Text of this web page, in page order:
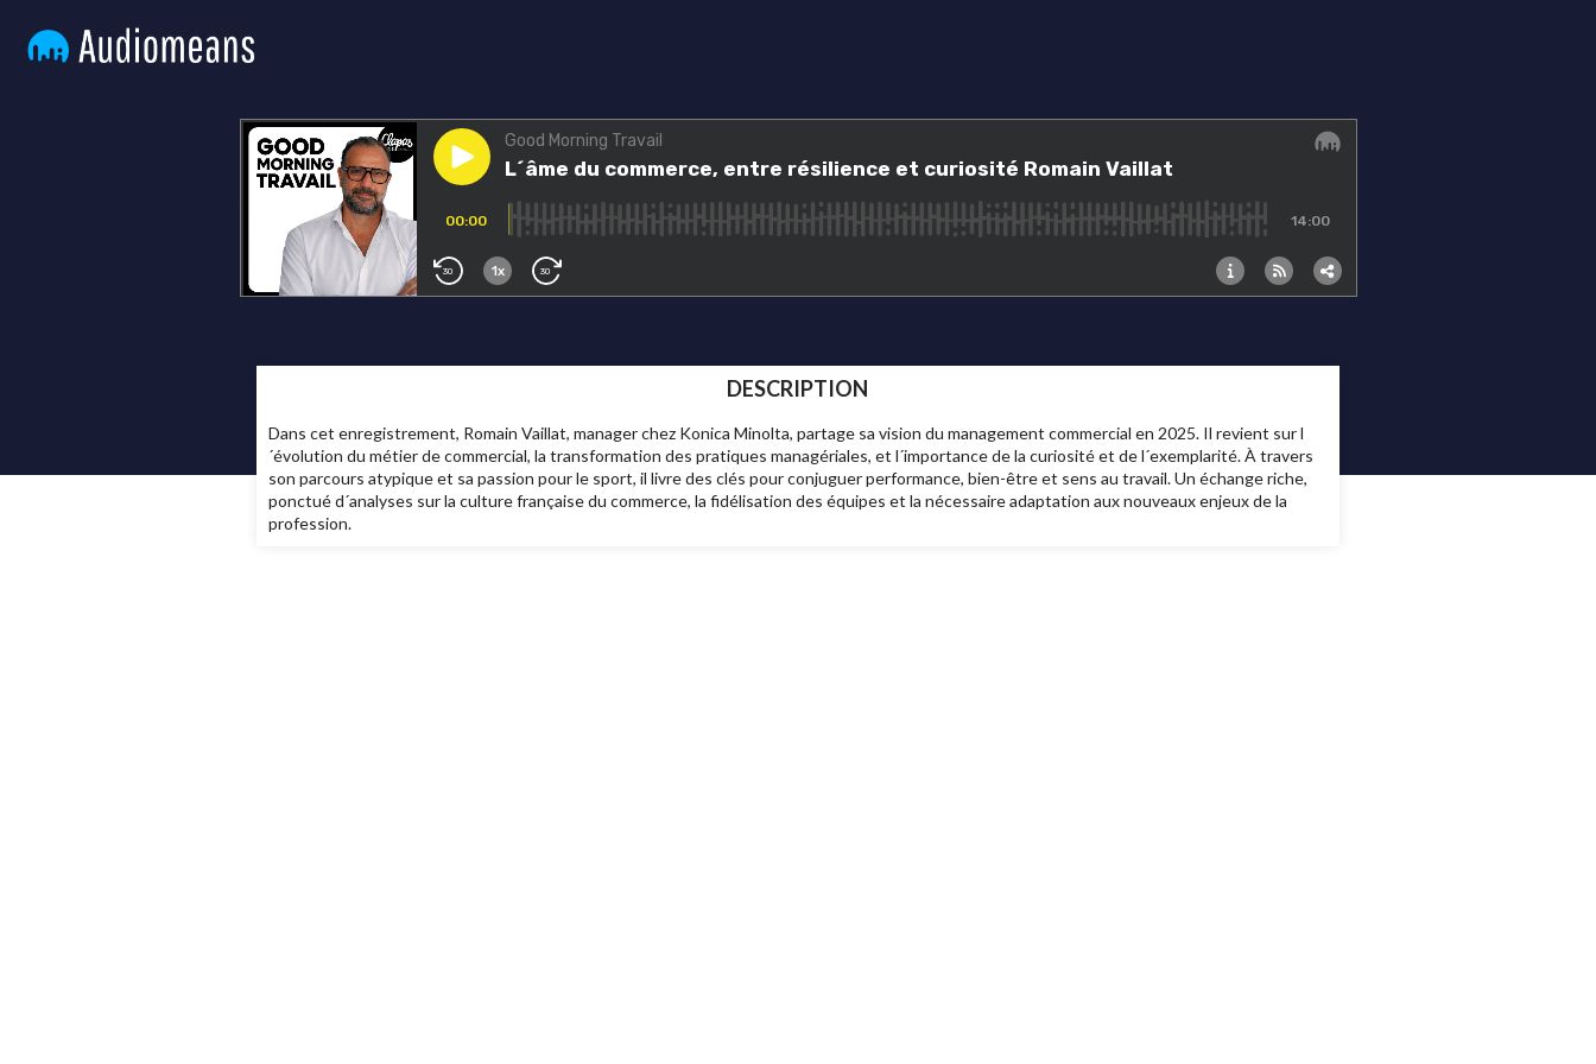
DESCRIPTION
Dans cet enregistrement, Romain Vaillat, manager chez Konica Minolta, partage sa vision du management commercial en 2025. Il revient sur l
´évolution du métier de commercial, la transformation des pratiques managériales, et l´importance de la curiosité et de l´exemplarité. À travers
son parcours atypique et sa passion pour le sport, il livre des clés pour conjuguer performance, bien-être et sens au travail. Un échange riche,
ponctué d´analyses sur la culture française du commerce, la fidélisation des équipes et la nécessaire adaptation aux nouveaux enjeux de la
profession.